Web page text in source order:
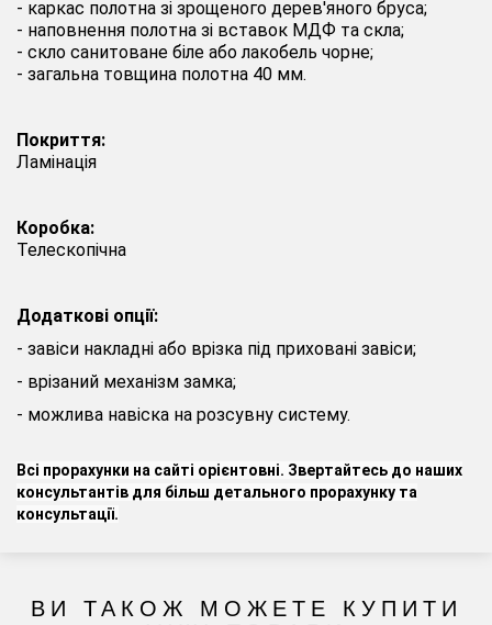
- каркас полотна зі зрощеного дерев'яного бруса;
- наповнення полотна зі вставок МДФ та скла;
- скло санитоване біле або лакобель чорне;
- загальна товщина полотна 40 мм.
Покриття:
Ламінація
Коробка:
Телескопічна
Додаткові опції:
- завіси накладні або врізка під приховані завіси;
- врізаний механізм замка;
- можлива навіска на розсувну систему.
Всі прорахунки на сайті орієнтовні. Звертайтесь до наших
консультантів для більш детального прорахунку та
консультації.
ВИ ТАКОЖ МОЖЕТЕ КУПИТИ